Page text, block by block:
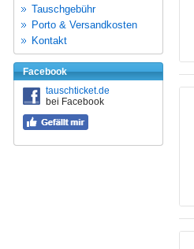
Tauschgebühr
Porto & Versandkosten
Kontakt
Facebook
tauschticket.de
bei Facebook